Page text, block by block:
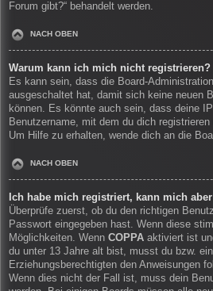
Forum gibt?“ behandelt werden.
NACH OBEN
Warum kann ich mich nicht registrieren?
Es kann sein, dass die Board-
ausgeschaltet hat, damit sich keine neuen
können. Es könnte auch sein, dass deine
Benutzername, mit dem du dich
Um Hilfe zu erhalten, wende dich an die
NACH OBEN
Ich habe mich registriert, kann mich
Überprüfe zuerst, ob du den richtigen
Passwort eingegeben hast. Wenn diese
Möglichkeiten. Wenn COPPA aktiviert ist
du unter 13 Jahre alt bist, musst du bzw.
Erziehungsberechtigten den Anweisungen
Wenn dies nicht der Fall ist, muss dein